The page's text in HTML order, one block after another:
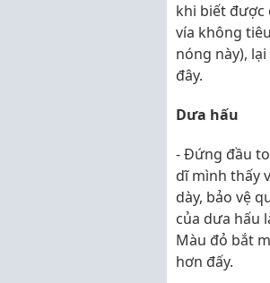
khi biết được
vía không
nóng này),
đây.
Dưa hấu
- Đứng đầu
dĩ mình thấy
dày, bảo vệ
của dưa hấu
Màu đỏ bắt
hơn đấy.